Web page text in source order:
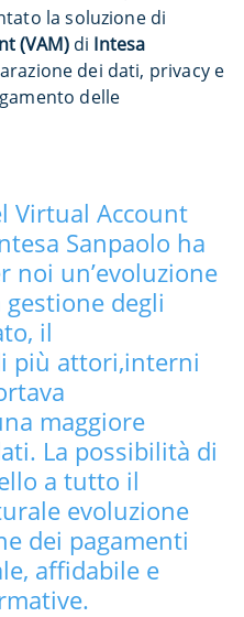
la soluzione di
(VAM)di Intesa
dei dati, privacy e
delle
Virtual Account
Sanpaolo ha
noi un’evoluzione
degli
il
più attori,interni
maggiore
La possibilità di
a tutto il
evoluzione
dei pagamenti
affidabile e